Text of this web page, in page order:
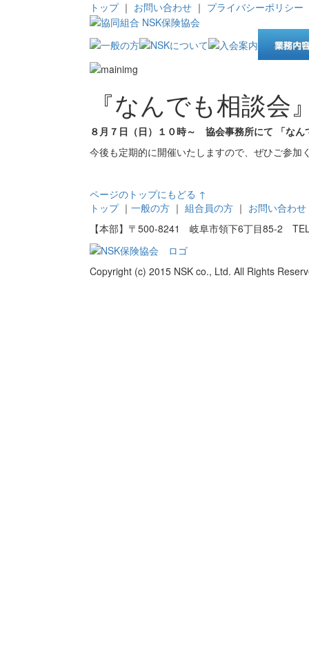
トップ｜ お問い合わせ ｜ プライバシーポリシー
『なんでも相談会
８月７日（日）１０時～ 協会事務所にて 「なん
今後も定期的に開催いたしますので、ぜひご参加
ページのトップにもどる ↑
トップ｜ 一般の方 ｜ 組合員の方 ｜ お問い合わせ
【本部】〒500-8241 岐阜市領下6丁目85-2
Copyright (c) 2015 NSK co., Ltd. All Rights